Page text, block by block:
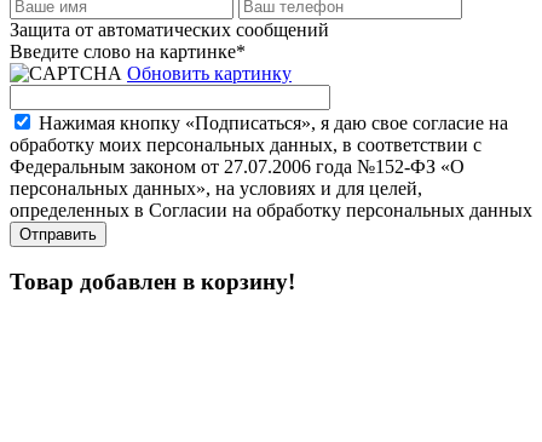
Защита от автоматических сообщений
Введите слово на картинке*
Обновить картинку
Нажимая кнопку «Подписаться», я даю свое согласие на
обработку моих персональных данных, в соответствии с
Федеральным законом от 27.07.2006 года №152-ФЗ «О
персональных данных», на условиях и для целей,
определенных в Согласии на обработку персональных данных
Товар добавлен в корзину!